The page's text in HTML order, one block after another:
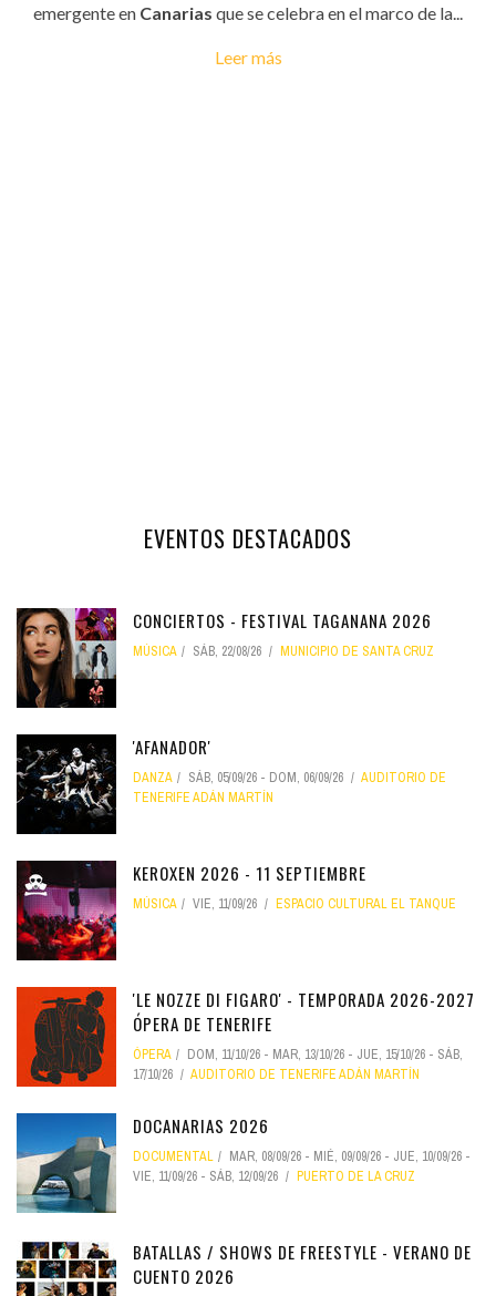
emergente en Canarias que se celebra en el marco de la...
Leer más
EVENTOS DESTACADOS
CONCIERTOS - FESTIVAL TAGANANA 2026
MÚSICA SÁB, 22/08/26 MUNICIPIO DE SANTA CRUZ
'AFANADOR'
DANZA SÁB, 05/09/26 - DOM, 06/09/26
AUDITORIO DE
TENERIFE ADÁN MARTÍN
KEROXEN 2026 - 11 SEPTIEMBRE
MÚSICA VIE, 11/09/26 ESPACIO CULTURAL EL TANQUE
'LE NOZZE DI FIGARO' - TEMPORADA 2026-2027
ÓPERA DE TENERIFE
ÓPERA DOM, 11/10/26 - MAR, 13/10/26 - JUE, 15/10/26 - SÁB,
17/10/26
AUDITORIO DE TENERIFE ADÁN MARTÍN
DOCANARIAS 2026
DOCUMENTAL MAR, 08/09/26 - MIÉ, 09/09/26 - JUE, 10/09/26 -
VIE, 11/09/26 - SÁB, 12/09/26 PUERTO DE LA CRUZ
BATALLAS / SHOWS DE FREESTYLE - VERANO DE
CUENTO 2026